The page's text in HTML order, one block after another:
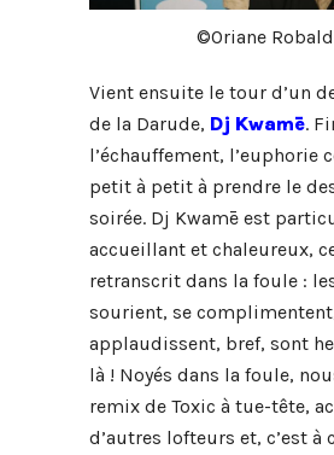
©Oriane
Vient ensuite le tour d’un
de la Darude, Dj Kwamē.
l’échauffement, l’euphorie
petit à petit à prendre le
soirée. Dj Kwamē est
accueillant et chaleureux,
retranscrit dans la foule :
sourient, se
applaudissent, bref, sont
là ! Noyés dans la foule,
remix de Toxic à tue-tête,
d’autres lofteurs et, c’est à